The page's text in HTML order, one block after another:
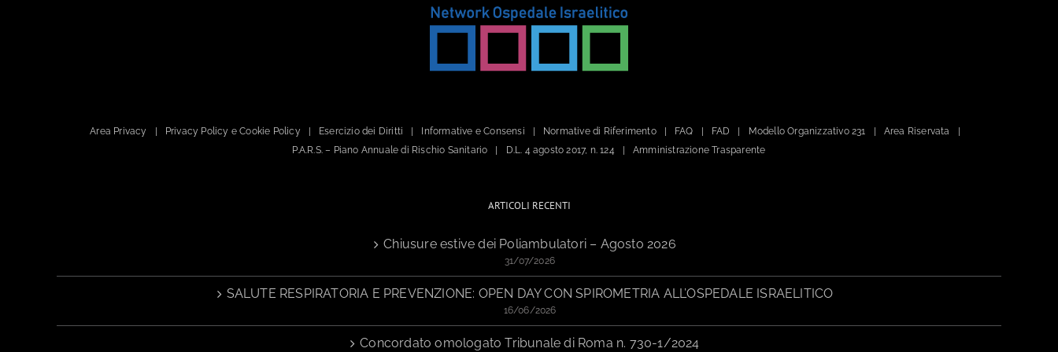
Area Privacy Privacy Policy e Cookie Policy Esercizio dei Diritti Informative e Consensi Normative di Riferimento FAQ FAD Modello Organizzativo 231
Area Riservata
P.A.R.S. – Piano Annuale di Rischio Sanitario
D.L. 4 agosto 2017, n. 124 Amministrazione Trasparente
ARTICOLI RECENTI
Chiusure estive dei Poliambulatori – Agosto 2026
31/07/2026
SALUTE RESPIRATORIA E PREVENZIONE: OPEN DAY CON SPIROMETRIA ALL’OSPEDALE ISRAELITICO
16/06/2026
Concordato omologato Tribunale di Roma n. 730-1/2024